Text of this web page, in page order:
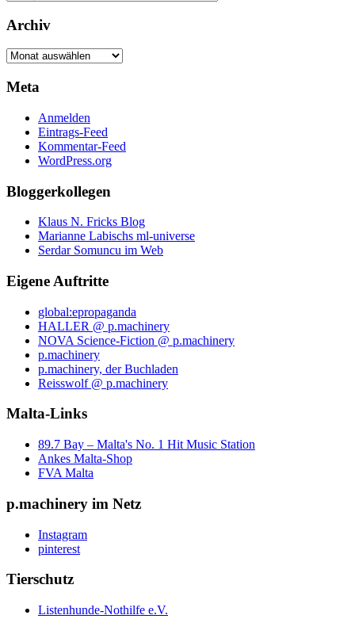
Archiv
Archiv
Meta
Anmelden
Eintrags-Feed
Kommentar-Feed
WordPress.org
Bloggerkollegen
Klaus N. Fricks Blog
Marianne Labischs ml-universe
Serdar Somuncu im Web
Eigene Auftritte
global:epropaganda
HALLER @ p.machinery
NOVA Science-Fiction @ p.machinery
p.machinery
p.machinery, der Buchladen
Reisswolf @ p.machinery
Malta-Links
89.7 Bay – Malta's No. 1 Hit Music Station
Ankes Malta-Shop
FVA Malta
p.machinery im Netz
Instagram
pinterest
Tierschutz
Listenhunde-Nothilfe e.V.